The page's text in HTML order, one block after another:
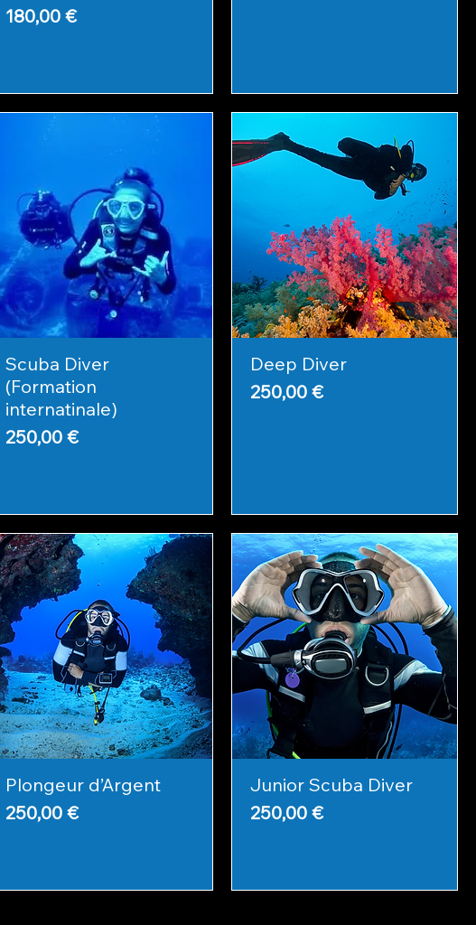
Prix
180,00 €
Scuba Diver
(Formation
internatinale)
Prix
250,00 €
Deep Diver
Prix
250,00 €
Plongeur d’Argent
Prix
250,00 €
Junior Scuba Diver
Prix
250,00 €